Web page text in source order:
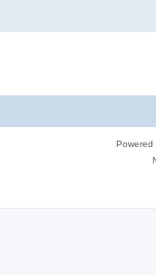
Powered